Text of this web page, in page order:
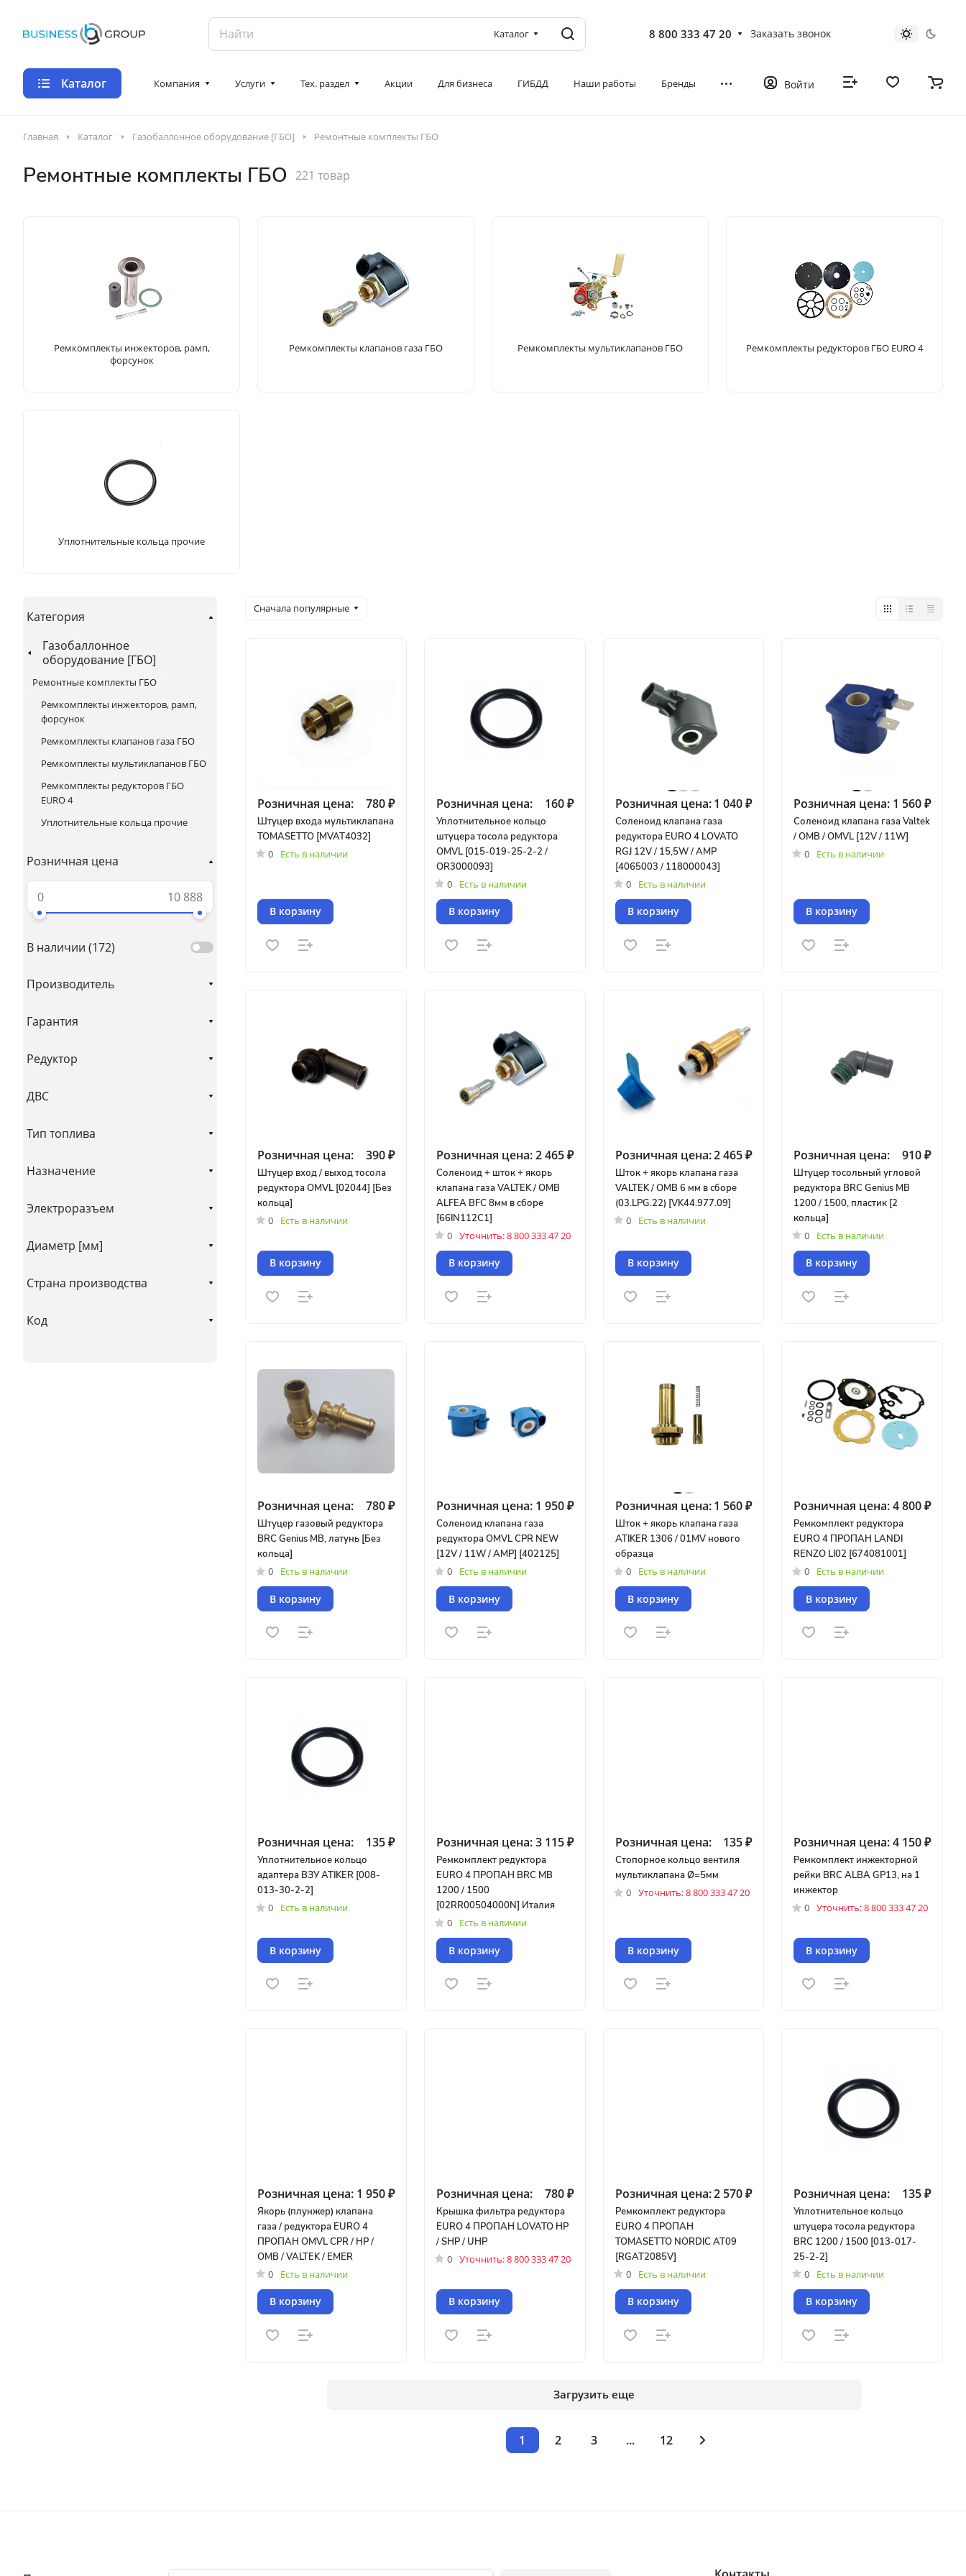
Каталог 8 800 333 47 20 Заказать звонок
Каталог Компания Услуги Тех. раздел Акции Для бизнеса ГИБДД Наши работы Бренды Войти
Главная Каталог Газобаллонное оборудование [ГБО] Ремонтные комплекты ГБО
Ремонтные комплекты ГБО 221 товар
Ремкомплекты инжекторов, рамп,
форсунок
Ремкомплекты клапанов газа ГБО Ремкомплекты мультиклапанов ГБО Ремкомплекты редукторов ГБО EURO 4
Уплотнительные кольца прочие
Сначала популярные
Розничная цена: 780 ₽
Штуцер входа мультиклапана
TOMASETTO [MVAT4032]
0
Есть в наличии
В корзину
Розничная цена: 160 ₽
Уплотнительное кольцо
штуцера тосола редуктора
OMVL [015-019-25-2-2 /
OR3000093]
0
Есть в наличии
В корзину
Розничная цена: 1 040 ₽
Соленоид клапана газа
редуктора EURO 4 LOVATO
RGJ 12V / 15,5W / AMP
[4065003 / 118000043]
0
Есть в наличии
В корзину
Розничная цена: 1 560 ₽
Соленоид клапана газа Valtek
/ OMB / OMVL [12V / 11W]
0
Есть в наличии
В корзину
Розничная цена: 390 ₽
Штуцер вход / выход тосола
редуктора OMVL [02044] [Без
кольца]
0
Есть в наличии
В корзину
Розничная цена:2 465 ₽
Соленоид + шток + якорь
клапана газа VALTEK / OMB
ALFEA BFC 8мм в сборе
[66IN112C1]
0 Уточнить: 8 800 333 47 20
В корзину
Розничная цена:2 465 ₽
Шток + якорь клапана газа
VALTEK / OMB 6 мм в сборе
(03.LPG.22) [VK44.977.09]
0
Есть в наличии
В корзину
Розничная цена: 910 ₽
Штуцер тосольный угловой
редуктора BRC Genius MB
1200 / 1500, пластик [2
кольца]
0
Есть в наличии
В корзину
Розничная цена: 780 ₽
Штуцер газовый редуктора
BRC Genius MB, латунь [Без
кольца]
0
Есть в наличии
В корзину
Розничная цена: 1 950 ₽
Соленоид клапана газа
редуктора OMVL CPR NEW
[12V / 11W / AMP] [402125]
0
Есть в наличии
В корзину
Розничная цена: 1 560 ₽
Шток + якорь клапана газа
ATIKER 1306 / 01MV нового
образца
0
Есть в наличии
В корзину
Розничная цена:4 800 ₽
Ремкомплект редуктора
EURO 4 ПРОПАН LANDI
RENZO LI02 [674081001]
0
Есть в наличии
В корзину
Розничная цена: 135 ₽
Уплотнительное кольцо
адаптера ВЗУ ATIKER [008-
013-30-2-2]
0
Есть в наличии
В корзину
Розничная цена:3 115 ₽
Ремкомплект редуктора
EURO 4 ПРОПАН BRC MB
1200 / 1500
[02RR00504000N] Италия
0
Есть в наличии
В корзину
Розничная цена: 135 ₽
Стопорное кольцо вентиля
мультиклапана Ø=5мм
0 Уточнить: 8 800 333 47 20
В корзину
Розничная цена:4 150 ₽
Ремкомплект инжекторной
рейки BRC ALBA GP13, на 1
инжектор
0 Уточнить: 8 800 333 47 20
В корзину
Розничная цена: 1 950 ₽
Якорь (плунжер) клапана
газа / редуктора EURO 4
ПРОПАН OMVL CPR / HP /
OMB / VALTEK / EMER
0
Есть в наличии
В корзину
Розничная цена: 780 ₽
Крышка фильтра редуктора
EURO 4 ПРОПАН LOVATO HP
/ SHP / UHP
0 Уточнить: 8 800 333 47 20
В корзину
Розничная цена:2 570 ₽
Ремкомплект редуктора
EURO 4 ПРОПАН
TOMASETTO NORDIC AT09
[RGAT2085V]
0
Есть в наличии
В корзину
Розничная цена: 135 ₽
Уплотнительное кольцо
штуцера тосола редуктора
BRC 1200 / 1500 [013-017-
25-2-2]
0
Есть в наличии
В корзину
Загрузить еще
1 2 3 ... 12
Категория
Газобаллонное
оборудование [ГБО]
Ремонтные комплекты ГБО
Ремкомплекты инжекторов, рамп,
форсунок
Ремкомплекты клапанов газа ГБО
Ремкомплекты мультиклапанов ГБО
Ремкомплекты редукторов ГБО
EURO 4
Уплотнительные кольца прочие
Розничная цена
В наличии (172)
Производитель
Гарантия
Редуктор
ДВС
Тип топлива
Назначение
Электроразъем
Диаметр [мм]
Страна производства
Код